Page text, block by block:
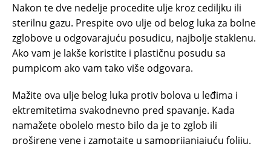
Nakon te dve nedelje procedite ulje kroz cediljku ili
sterilnu gazu. Prespite ovo ulje od belog luka za bolne
zglobove u odgovarajuću posudicu, najbolje staklenu.
Ako vam je lakše koristite i plastičnu posudu sa
pumpicom ako vam tako više odgovara.
Mažite ova ulje belog luka protiv bolova u leđima i
ektremitetima svakodnevno pred spavanje. Kada
namažete obolelo mesto bilo da je to zglob ili
proširene vene i zamotajte u samoprijanjajuću foliju.